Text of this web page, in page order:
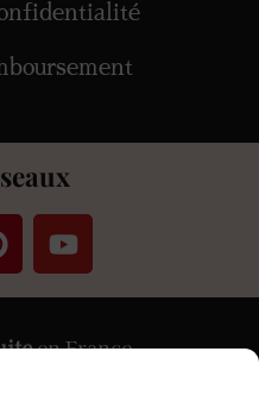
en France
Stripe &